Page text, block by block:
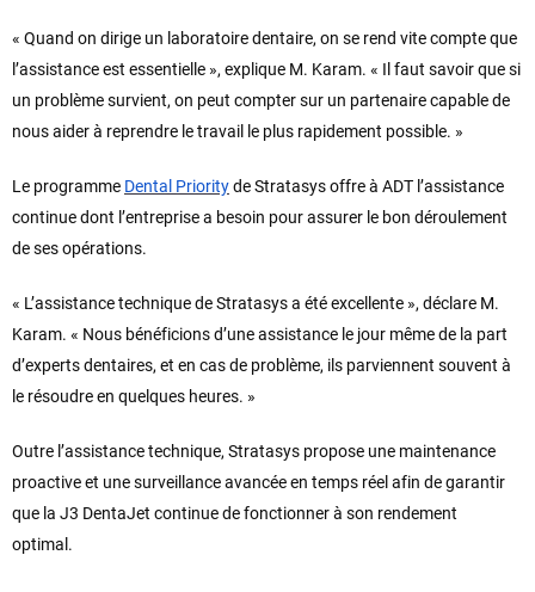
« Quand on dirige un laboratoire dentaire, on se rend vite compte que
l’assistance est essentielle », explique M. Karam. « Il faut savoir que si
un problème survient, on peut compter sur un partenaire capable de
nous aider à reprendre le travail le plus rapidement possible. »
Le programme Dental Priorityde Stratasys offre à ADT l’assistance
continue dont l’entreprise a besoin pour assurer le bon déroulement
de ses opérations.
« L’assistance technique de Stratasys a été excellente », déclare M.
Karam. « Nous bénéficions d’une assistance le jour même de la part
d’experts dentaires, et en cas de problème, ils parviennent souvent à
le résoudre en quelques heures. »
Outre l’assistance technique, Stratasys propose une maintenance
proactive et une surveillance avancée en temps réel afin de garantir
que la J3 DentaJet continue de fonctionner à son rendement
optimal.